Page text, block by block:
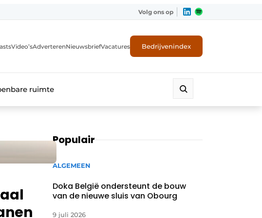
Volg ons op
Video’sAdverterenNieuwsbriefVacatures Bedrijvenindex
ruimte
Populair
ALGEMEEN
Doka België ondersteunt de bouw
van de nieuwe sluis van Obourg
9 juli 2026